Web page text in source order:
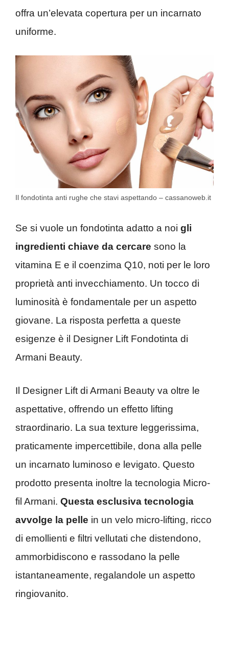
offra un’elevata copertura per un incarnato
uniforme.
Il fondotinta anti rughe che stavi aspettando – cassanoweb.it
Se si vuole un fondotinta adatto a noi gli
ingredienti chiave da cercare sono la
vitamina E e il coenzima Q10, noti per le loro
proprietà anti invecchiamento. Un tocco di
luminosità è fondamentale per un aspetto
giovane. La risposta perfetta a queste
esigenze è il Designer Lift Fondotinta di
Armani Beauty.
Il Designer Lift di Armani Beauty va oltre le
aspettative, offrendo un effetto lifting
straordinario. La sua texture leggerissima,
praticamente impercettibile, dona alla pelle
un incarnato luminoso e levigato. Questo
prodotto presenta inoltre la tecnologia Micro-
fil Armani. Questa esclusiva tecnologia
avvolge la pelle in un velo micro-lifting, ricco
di emollienti e filtri vellutati che distendono,
ammorbidiscono e rassodano la pelle
istantaneamente, regalandole un aspetto
ringiovanito.